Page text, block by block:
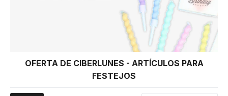
OFERTA DE CIBERLUNES - ARTÍCULOS PARA
FESTEJOS